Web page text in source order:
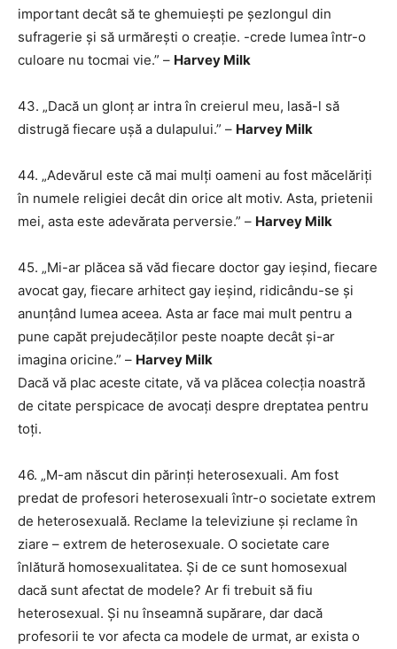
important decât să te ghemuiești pe șezlongul din
sufragerie și să urmărești o creație. -crede lumea într-o
culoare nu tocmai vie.” – Harvey Milk
43. „Dacă un glonț ar intra în creierul meu, lasă-l să
distrugă fiecare ușă a dulapului.” – Harvey Milk
44. „Adevărul este că mai mulți oameni au fost măcelăriți
în numele religiei decât din orice alt motiv. Asta, prietenii
mei, asta este adevărata perversie.” – Harvey Milk
45. „Mi-ar plăcea să văd fiecare doctor gay ieșind, fiecare
avocat gay, fiecare arhitect gay ieșind, ridicându-se și
anunțând lumea aceea. Asta ar face mai mult pentru a
pune capăt prejudecăților peste noapte decât și-ar
imagina oricine.” – Harvey Milk
Dacă vă plac aceste citate, vă va plăcea colecția noastră
de citate perspicace de avocați despre dreptatea pentru
toți.
46. ​​„M-am născut din părinți heterosexuali. Am fost
predat de profesori heterosexuali într-o societate extrem
de heterosexuală. Reclame la televiziune și reclame în
ziare – extrem de heterosexuale. O societate care
înlătură homosexualitatea. Și de ce sunt homosexual
dacă sunt afectat de modele? Ar fi trebuit să fiu
heterosexual. Și nu înseamnă supărare, dar dacă
profesorii te vor afecta ca modele de urmat, ar exista o